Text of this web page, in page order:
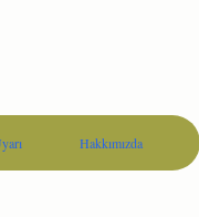
Hakkımızda